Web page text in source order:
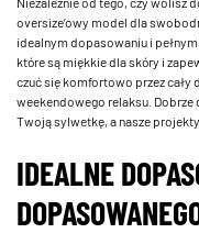
oversize’owy model dla
idealnym dopasowaniu i
które są miękkie dla skóry i
czuć się komfortowo przez cały
weekendowego relaksu.
Twoją sylwetkę, a nasze
IDEALNE